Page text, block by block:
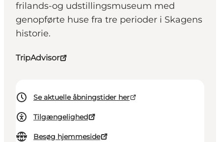
frilands-og udstillingsmuseum med
genopførte huse fra tre perioder i Skagens
historie.
TripAdvisor
Se aktuelle åbningstider her
Tilgængelighed
Besøg hjemmeside